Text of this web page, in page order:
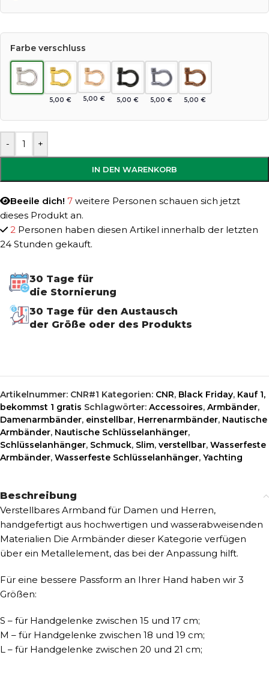
Farbe verschluss
5,00 € 5,00 € 5,00 € 5,00 € 5,00 €
- +
IN DEN WARENKORB
Beeile dich! 7 weitere Personen schauen sich jetzt
dieses Produkt an.
2 Personen haben diesen Artikel innerhalb der letzten
24 Stunden gekauft.
30 Tage für
die Stornierung
30 Tage für den Austausch
der Größe oder des Produkts
Artikelnummer: CNR#1 Kategorien: CNR, Black Friday, Kauf 1,
bekommst 1 gratis Schlagwörter: Accessoires, Armbänder,
Damenarmbänder, einstellbar, Herrenarmbänder, Nautische
Armbänder, Nautische Schlüsselanhänger,
Schlüsselanhänger, Schmuck, Slim, verstellbar, Wasserfeste
Armbänder, Wasserfeste Schlüsselanhänger, Yachting
Beschreibung
Verstellbares Armband für Damen und Herren,
handgefertigt aus hochwertigen und wasserabweisenden
Materialien Die Armbänder dieser Kategorie verfügen
über ein Metallelement, das bei der Anpassung hilft.
Für eine bessere Passform an Ihrer Hand haben wir 3
Größen:
S – für Handgelenke zwischen 15 und 17 cm;
M – für Handgelenke zwischen 18 und 19 cm;
L – für Handgelenke zwischen 20 und 21 cm;